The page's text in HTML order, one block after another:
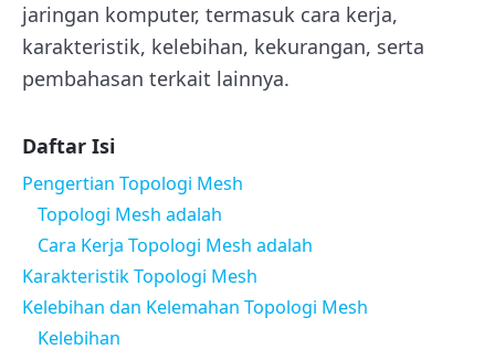
jaringan komputer, termasuk cara kerja,
karakteristik, kelebihan, kekurangan, serta
pembahasan terkait lainnya.
Daftar Isi
Pengertian Topologi Mesh
Topologi Mesh adalah
Cara Kerja Topologi Mesh adalah
Karakteristik Topologi Mesh
Kelebihan dan Kelemahan Topologi Mesh
Kelebihan